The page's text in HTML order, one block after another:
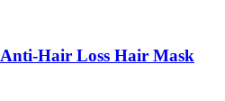
Anti-​Hair Loss Hair Mask